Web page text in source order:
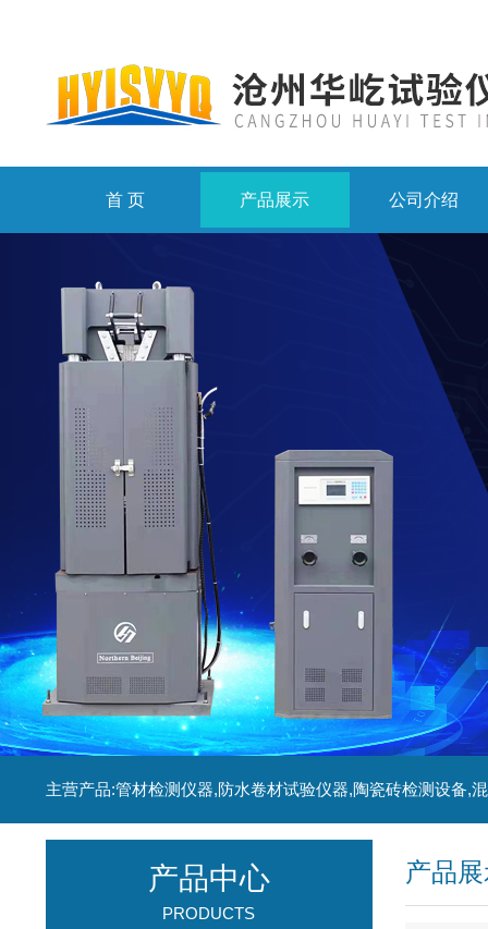
首 页 产品展示 公司介绍
产品
产品中心
PRODUCTS